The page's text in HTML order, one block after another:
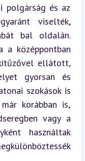
polgárság és az
viselték,
bal oldalán.
a középpontban
ellátott,
gyorsan és
szokások is
korábban is,
vagy a
használtak